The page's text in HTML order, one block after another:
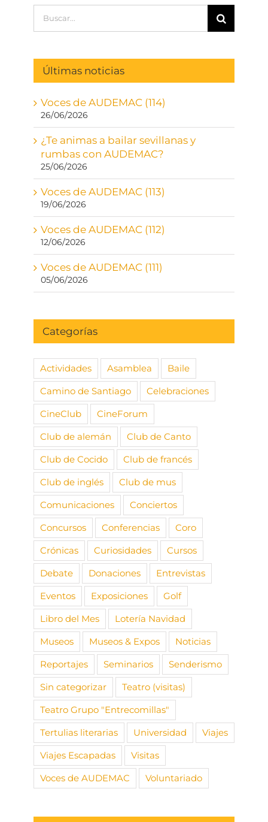
Últimas noticias
Voces de AUDEMAC (114)
26/06/2026
¿Te animas a bailar sevillanas y
rumbas con AUDEMAC?
25/06/2026
Voces de AUDEMAC (113)
19/06/2026
Voces de AUDEMAC (112)
12/06/2026
Voces de AUDEMAC (111)
05/06/2026
Categorías
Actividades Asamblea
Baile
Camino de Santiago
Celebraciones
CineClub
CineForum
Club de alemán
Club de Canto
Club de Cocido
Club de francés
Club de inglés
Club de mus
Comunicaciones
Conciertos
Concursos
Conferencias
Coro
Crónicas
Curiosidades
Cursos
Debate
Donaciones
Entrevistas
Eventos
Exposiciones
Golf
Libro del Mes
Lotería Navidad
Museos
Museos & Expos
Noticias
Reportajes
Seminarios
Senderismo
Sin categorizar
Teatro (visitas)
Teatro Grupo "Entrecomillas"
Tertulias literarias
Universidad
Viajes
Viajes Escapadas
Visitas
Voces de AUDEMAC
Voluntariado